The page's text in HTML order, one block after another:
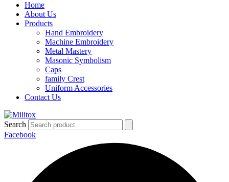
Home
About Us
Products
Hand Embroidery
Machine Embroidery
Metal Mastery
Masonic Symbolism
Caps
family Crest
Uniform Accessories
Contact Us
Search
Facebook